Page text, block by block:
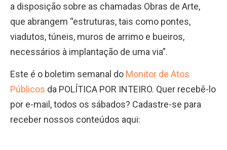
a disposição sobre as chamadas Obras de Arte,
que abrangem “estruturas, tais como pontes,
viadutos, túneis, muros de arrimo e bueiros,
necessários à implantação de uma via”.
Este é o boletim semanal do Monitor de Atos
Públicos da POLÍTICA POR INTEIRO. Quer recebê-lo
por e-mail, todos os sábados? Cadastre-se para
receber nossos conteúdos aqui: